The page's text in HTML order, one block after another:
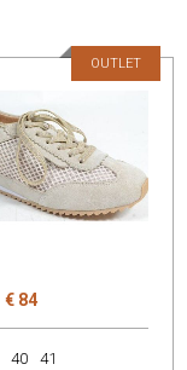
€ 84
OUTLET
40 41